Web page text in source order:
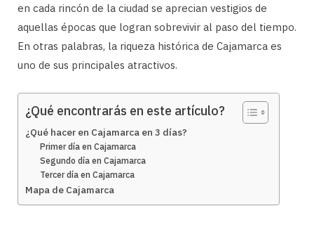
en cada rincón de la ciudad se aprecian vestigios de
aquellas épocas que logran sobrevivir al paso del tiempo.
En otras palabras, la riqueza histórica de Cajamarca es
uno de sus principales atractivos.
¿Qué encontrarás en este artículo?
¿Qué hacer en Cajamarca en 3 días?
Primer día en Cajamarca
Segundo día en Cajamarca
Tercer día en Cajamarca
Mapa de Cajamarca